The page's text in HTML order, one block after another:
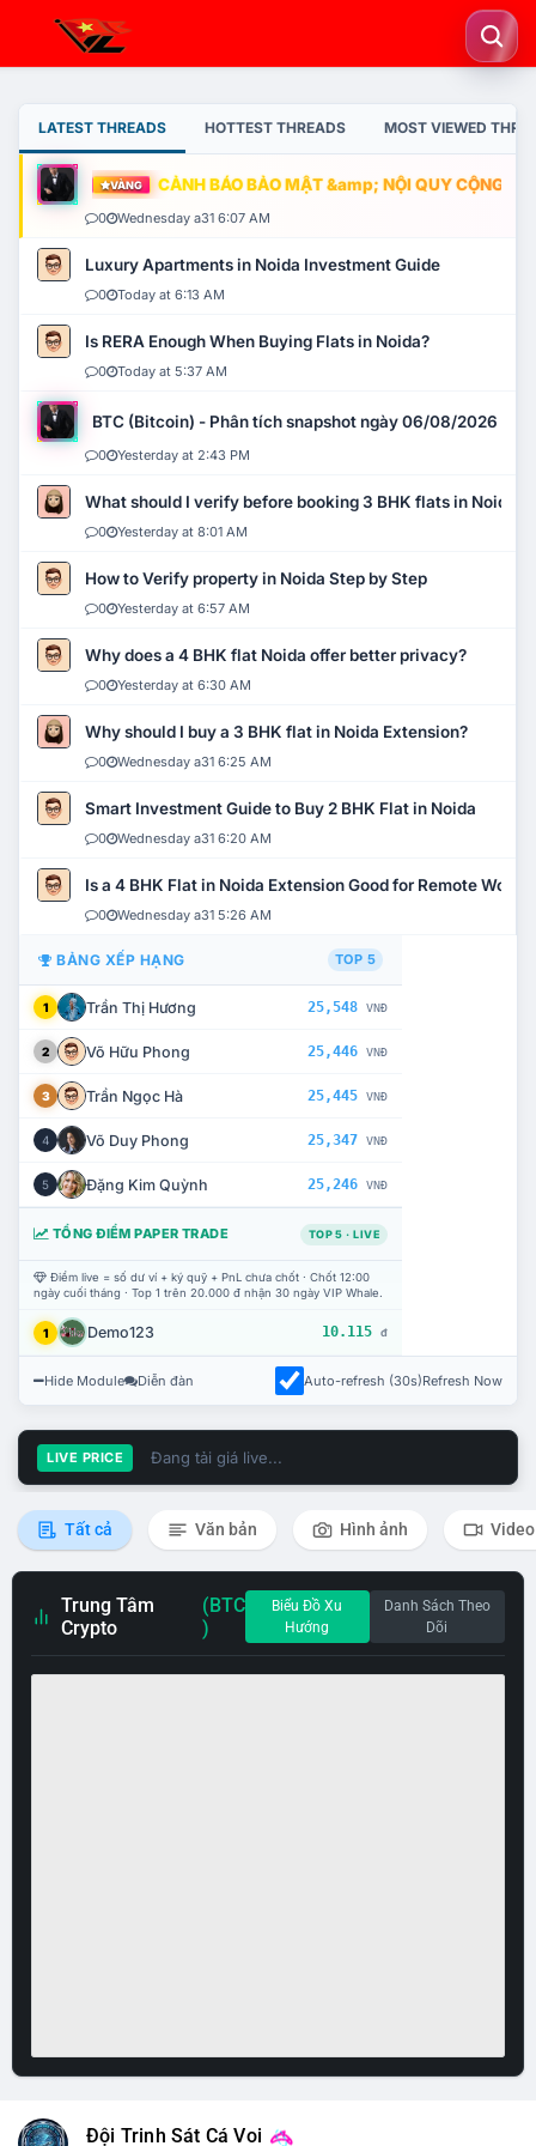
LATEST THREADS HOTTEST THREADS MOST VIEWED
VÀNG CẢNH BÁO BẢO MẬT &amp; NỘI QUY CỘNG
0 Wednesday a31 6:07 AM
Luxury Apartments in Noida Investment Guide
0 Today at 6:13 AM
Is RERA Enough When Buying Flats in Noida?
0 Today at 5:37 AM
BTC (Bitcoin) - Phân tích snapshot ngày 06/08/2026
0 Yesterday at 2:43 PM
What should I verify before booking 3 BHK flats in Noida?
0 Yesterday at 8:01 AM
How to Verify property in Noida Step by Step
0 Yesterday at 6:57 AM
Why does a 4 BHK flat Noida offer better privacy?
0 Yesterday at 6:30 AM
Why should I buy a 3 BHK flat in Noida Extension?
0 Wednesday a31 6:25 AM
Smart Investment Guide to Buy 2 BHK Flat in Noida
0 Wednesday a31 6:20 AM
Is a 4 BHK Flat in Noida Extension Good for Remote Work?
0 Wednesday a31 5:26 AM
BẢNG XẾP HẠNG TOP 5
1 Trần Thị Hương 25,548 VNĐ
2 Võ Hữu Phong 25,446 VNĐ
3 Trần Ngọc Hà 25,445 VNĐ
4 Võ Duy Phong 25,347 VNĐ
5 Đặng Kim Quỳnh 25,246 VNĐ
TỔNG ĐIỂM PAPER TRADE TOP 5 · LIVE
Điểm live = số dư ví + ký quỹ + PnL chưa chốt · Chốt 12:00
ngày cuối tháng · Top 1 trên 20.000 đ nhận 30 ngày VIP Whale.
1 Demo123 10.115 đ
Hide Module Diễn đàn Auto-refresh (30s)Refresh Now
LIVE PRICE Đang tải giá live...
Tất cả Văn bản Hình ảnh Video
Trung Tâm
Crypto
(BTC
)
Biểu Đồ Xu
Hướng
Danh Sách Theo
Dõi
Đội Trinh Sát Cá Voi